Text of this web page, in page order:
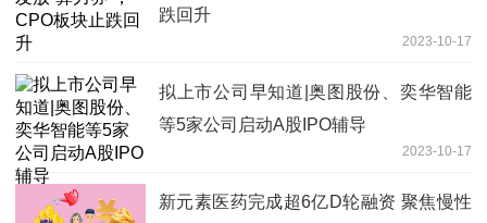
跌回升
2023-10-17
拟上市公司早知道|奥图股份、奕华智能
等5家公司启动A股IPO辅导
2023-10-17
新元素医药完成超6亿D轮融资 聚焦慢性